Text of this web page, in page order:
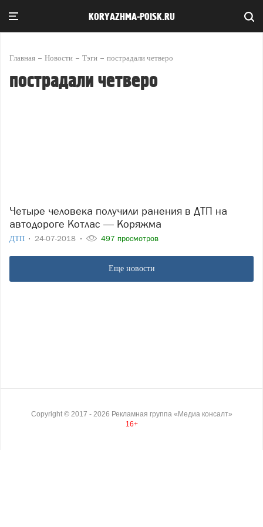
KORYAZHMA-POISK.RU
Главная Новости Тэги пострадали четверо
пострадали четверо
Четыре человека получили ранения в ДТП на
автодороге Котлас — Коряжма
ДТП 24-07-2018 497 просмотров
Еще новости
Copyright © 2017 - 2026 Рекламная группа «Медиа консалт»
16+